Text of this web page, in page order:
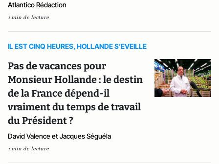
Atlantico Rédaction
1 min de lecture
IL EST CINQ HEURES, HOLLANDE S'EVEILLE
Pas de vacances pour
Monsieur Hollande : le destin
de la France dépend-il
vraiment du temps de travail
du Président ?
David Valence et Jacques Séguéla
1 min de lecture